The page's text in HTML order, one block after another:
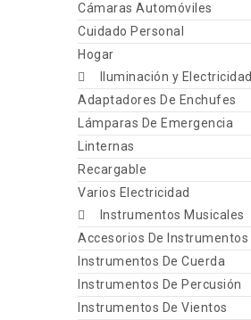
Cámaras Automóviles
Cuidado Personal
Hogar
Iluminación y Electricidad
Adaptadores De Enchufes
Lámparas De Emergencia
Linternas
Recargable
Varios Electricidad
Instrumentos Musicales
Accesorios De Instrumentos
Instrumentos De Cuerda
Instrumentos De Percusión
Instrumentos De Vientos